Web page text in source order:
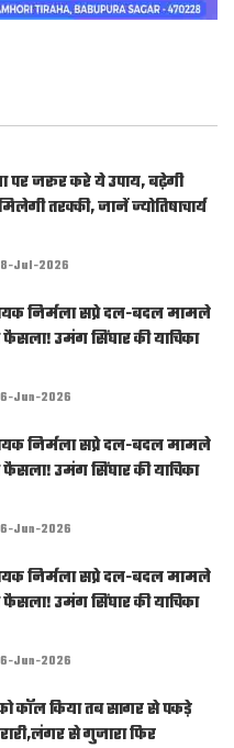
पर जरूर करे ये उपाय, बढ़ेगी
तरक्की, जानें ज्योतिषाचार्य
Jul-2026
निर्मला सप्रे दल-बदल मामले
फैसला! उमंग सिंघार की याचिका
Jun-2026
निर्मला सप्रे दल-बदल मामले
फैसला! उमंग सिंघार की याचिका
Jun-2026
निर्मला सप्रे दल-बदल मामले
फैसला! उमंग सिंघार की याचिका
Jun-2026
कॉल किया तब सागर से पकड़े
से गुजारा फिर